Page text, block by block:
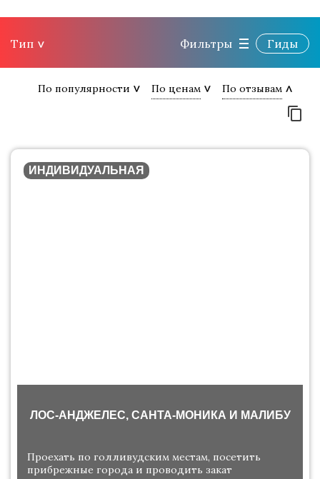
Тип Фильтры Гиды
По популярности По ценам По отзывам
ИНДИВИДУАЛЬНАЯ
ЛОС-АНДЖЕЛЕС, САНТА-МОНИКА И МАЛИБУ
Проехать по голливудским местам, посетить
прибрежные города и проводить закат